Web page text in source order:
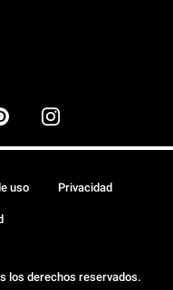
los derechos reservados.
uso Privacidad